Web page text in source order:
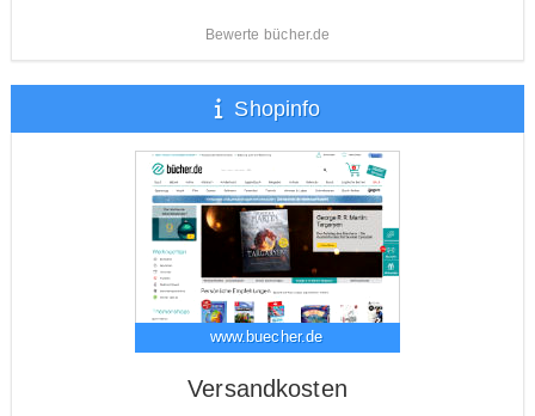
Bewerte bücher.de
Shopinfo
www.buecher.de
Versandkosten